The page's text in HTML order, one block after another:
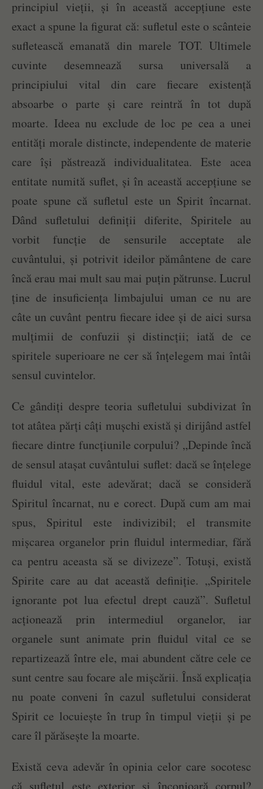
principiul vieții, și în această accepțiune este
exact a spune la figurat că: sufletul este o scânteie
sufletească emanată din marele TOT. Ultimele
cuvinte desemnează sursa universală a
principiului vital din care fiecare existență
absoarbe o parte și care reintră în tot după
moarte. Ideea nu exclude de loc pe cea a unei
entități morale distincte, independente de materie
care își păstrează individualitatea. Este acea
entitate numită suflet, și în această accepțiune se
poate spune că sufletul este un Spirit încarnat.
Dând sufletului definiții diferite, Spiritele au
vorbit funcție de sensurile acceptate ale
cuvântului, și potrivit ideilor pământene de care
încă erau mai mult sau mai puțin pătrunse. Lucrul
ține de insuficiența limbajului uman ce nu are
câte un cuvânt pentru fiecare idee și de aici sursa
mulțimii de confuzii și distincții; iată de ce
spiritele superioare ne cer să înțelegem mai întâi
sensul cuvintelor.
Ce gândiți despre teoria sufletului subdivizat în
tot atâtea părți câți mușchi există și dirijând astfel
fiecare dintre funcțiunile corpului? „Depinde încă
de sensul atașat cuvântului suflet: dacă se înțelege
fluidul vital, este adevărat; dacă se consideră
Spiritul încarnat, nu e corect. După cum am mai
spus, Spiritul este indivizibil; el transmite
mișcarea organelor prin fluidul intermediar, fără
ca pentru aceasta să se divizeze”. Totuși, există
Spirite care au dat această definiție. „Spiritele
ignorante pot lua efectul drept cauză”. Sufletul
acționează prin intermediul organelor, iar
organele sunt animate prin fluidul vital ce se
repartizează între ele, mai abundent către cele ce
sunt centre sau focare ale mișcării. Însă explicația
nu poate conveni în cazul sufletului considerat
Spirit ce locuiește în trup în timpul vieții și pe
care îl părăsește la moarte.
Există ceva adevăr în opinia celor care socotesc
că sufletul este exterior și înconjoară corpul?